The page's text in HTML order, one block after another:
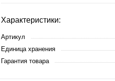
Характеристики:
Артикул
Единица хранения
Гарантия товара